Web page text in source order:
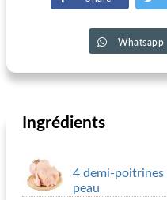
Whatsapp
Ingrédients
4 demi-poitrines
peau